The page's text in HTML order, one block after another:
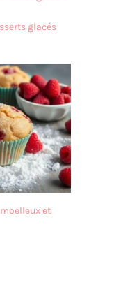
glacés
et